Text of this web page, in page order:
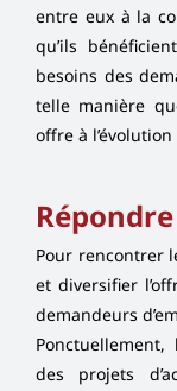
entre eux à la
qu’ils
besoins des
telle manière
offre à
Pour rencontrer
et diversifier
demandeurs
des projets